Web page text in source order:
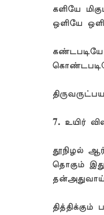
களியே
ஒளியே
7. உயிர்
தூநிழல்
தொகும்
தன்அதுவாய்